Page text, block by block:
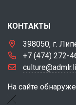
КОНТАКТЫ
398050, г.
+7 (474) 272-
На сайте